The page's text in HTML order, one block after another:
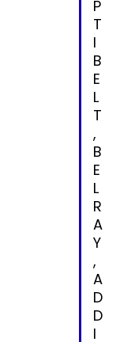
P
T
I
B
E
L
T
,
B
E
L
R
A
Y
,
A
D
D
I